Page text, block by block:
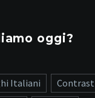
oggi?
Italiani